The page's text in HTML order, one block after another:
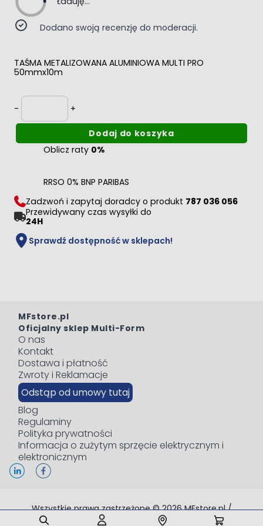
Dodano swoją recenzję do moderacji.
TAŚMA METALIZOWANA ALUMINIOWA MULTI PRO
50mmx10m
-
Ilość
+
Dodaj do koszyka
Oblicz raty 0%
RRSO 0% BNP PARIBAS
Zadzwoń i zapytaj doradcy o produkt 787 036 056
Przewidywany czas wysyłki do
24H
Sprawdź dostępność w sklepach!
MFstore.pl
Oficjalny sklep Multi-Form
O nas
Kontakt
Dostawa i płatność
Zwroty i Reklamacje
Odstąp od umowy tutaj
Blog
Regulaminy
Polityka prywatności
Informacja o zużytym sprzęcie elektrycznym i
elektronicznym
Wszystkie prawa zastrzeżone © 2026 MFstore.pl /
Powered by
Network Interactive